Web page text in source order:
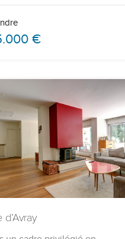
€
d’Avray